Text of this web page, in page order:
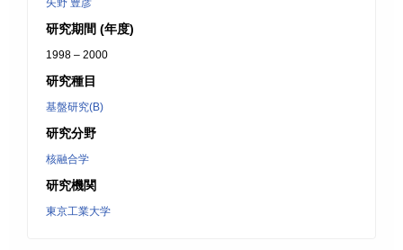
矢野 豊彦
研究期間 (年度)
1998 – 2000
研究種目
基盤研究(B)
研究分野
核融合学
研究機関
東京工業大学